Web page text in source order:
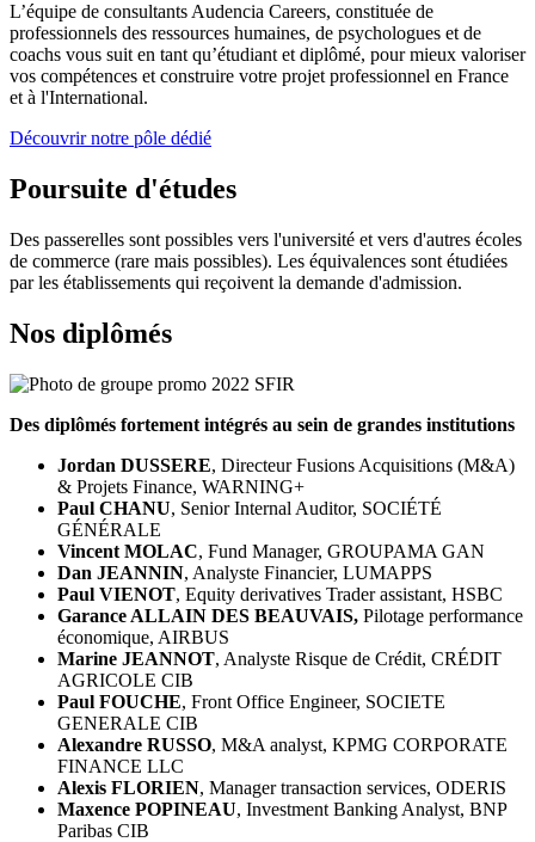
L’équipe de consultants Audencia Careers, constituée de
professionnels des ressources humaines, de psychologues et de
coachs vous suit en tant qu’étudiant et diplômé, pour mieux valoriser
vos compétences et construire votre projet professionnel en France
et à l'International.
Découvrir notre pôle dédié
Poursuite d'études
Des passerelles sont possibles vers l'université et vers d'autres écoles
de commerce (rare mais possibles). Les équivalences sont étudiées
par les établissements qui reçoivent la demande d'admission.
Nos diplômés
Des diplômés fortement intégrés au sein de grandes institutions
Jordan DUSSERE, Directeur Fusions Acquisitions (M&A)
& Projets Finance, WARNING+
Paul CHANU, Senior Internal Auditor, SOCIÉTÉ
GÉNÉRALE
Vincent MOLAC, Fund Manager, GROUPAMA GAN
Dan JEANNIN, Analyste Financier, LUMAPPS
Paul VIENOT, Equity derivatives Trader assistant, HSBC
Garance ALLAIN DES BEAUVAIS, Pilotage performance
économique, AIRBUS
Marine JEANNOT, Analyste Risque de Crédit, CRÉDIT
AGRICOLE CIB
Paul FOUCHE, Front Office Engineer, SOCIETE
GENERALE CIB
Alexandre RUSSO, M&A analyst, KPMG CORPORATE
FINANCE LLC
Alexis FLORIEN, Manager transaction services, ODERIS
Maxence POPINEAU, Investment Banking Analyst, BNP
Paribas CIB